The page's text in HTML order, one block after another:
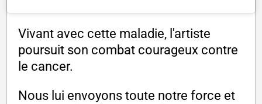
Vivant avec cette maladie, l'artiste
poursuit son combat courageux contre
le cancer.
Nous lui envoyons toute notre force et